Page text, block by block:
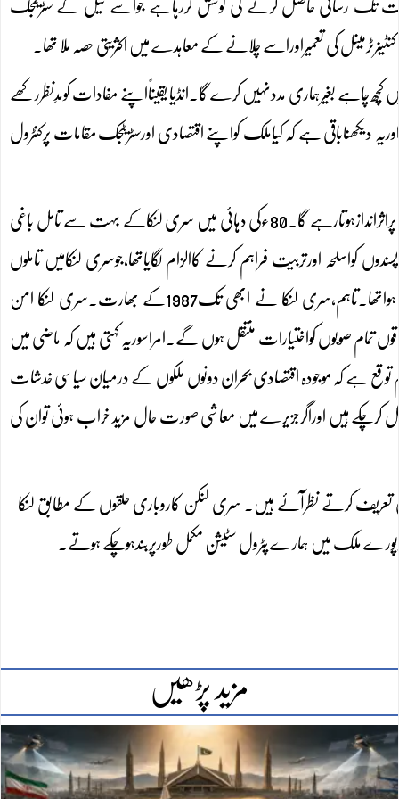
سے،انڈیا برطانوی دورکی سہولت تک رسائی حاصل کرنے کی کوشش کررہاہے جواسے تیل کے سٹریٹجک
کی تعمیراوراسے چلانے کے معاہدے میں اکثریتی حصہ ملا تھا۔
کچھ چاہے بغیرہماری مددنہیں کرے گا۔انڈیا یقیناًاپنے مفادات کومدِنظررکھے
ہے کہ کیاملک کواپنے اقتصادی اورسٹریٹجک مقامات پرکنٹرول
ماہرین کے مطابق سری لنکا کی تامل اقلیتوں کے حقوق کامطالبہ بھی انڈیاکے ساتھ سفارتی مذاکرات پراثراندازہوتارہے گا۔80ءکی دہائی میں سری لنکاکے بہت سے تامل باغی
کواسلحہ اورتربیت فراہم کرنے کاالزام لگایاتھا،جوسری لنکامیں تاملوں
کیلئےعلیحدہ وطن کیلئےلڑرہے تھے۔ مئی2009میں باغیوں کی شکست کے ساتھ خانہ جنگی کاخاتمہ ہواتھا۔تاہم،سری لنکا نے ابھی تک1987کے بھارت۔سری لنکا امن
تمام صوبوں کواختیارات منتقل ہوں گے۔امراسوریہ کہتی ہیں کہ ماضی میں
توقع ہے کہ موجودہ اقتصادی بحران دونوں ملکوں کے درمیان سیاسی خدشات
کرچکے ہیں اوراگرجزیرے میں معاشی صورت حال مزید خراب ہوئی توان کی
تعریف کرتے نظرآئے ہیں۔ سری لنکن کاروباری حلقوں کے مطابق لنکا-
ملک میں ہمارے پٹرول سٹیشن مکمل طورپربندہوچکے ہوتے۔
مزید پڑھیں